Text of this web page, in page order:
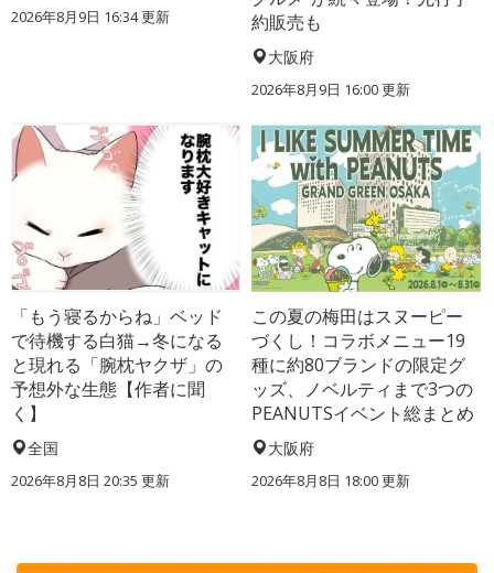
2026年8月9日 16:34更新
約販売も
大阪府
2026年8月9日 16:00更新
「もう寝るからね」ベッド
で待機する白猫→冬になる
と現れる「腕枕ヤクザ」の
予想外な生態【作者に聞
く】
全国
2026年8月8日 20:35 更新
この夏の梅田はスヌーピー
づくし！コラボメニュー19
種に約80ブランドの限定グ
ッズ、ノベルティまで3つの
PEANUTSイベント総まとめ
大阪府
2026年8月8日 18:00更新